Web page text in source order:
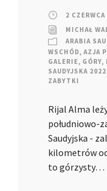
2
MICHAŁ
ARABIA
WSCHÓD, AZJA
GALERIE, GÓRY,
SAUDYJSKA 2022
ZABYTKI
Rijal Alma
południowo-
Saudyjska -
kilometrów
to górzysty…